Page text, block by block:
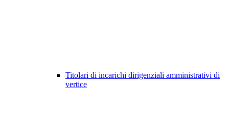
Titolari di incarichi dirigenziali amministrativi di
vertice